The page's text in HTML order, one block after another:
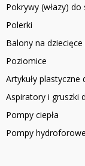
Pokrywy (włazy) do
Polerki
Balony na
Poziomice
Artykuły plastyczne
Aspiratory i gruszki
Pompy ciepła
Pompy